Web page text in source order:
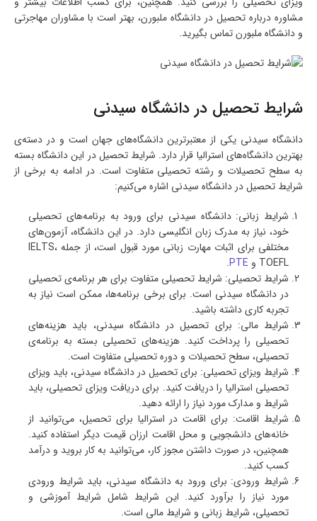
مشاوره درباره تحصیل در دانشگاه ملبورن، بهتر است با مشاوران مهاجرتی
و دانشگاه ملبورن تماس بگیرید.
شرایط تحصیل در دانشگاه سیدنی
دانشگاه سیدنی یکی از معتبرترین دانشگاه‌های جهان است و در دسته‌ی
بهترین دانشگاه‌های استرالیا قرار دارد. شرایط تحصیل در این دانشگاه بسته
به سطح تحصیلات و رشته تحصیلی متفاوت است. در ادامه به برخی از
شرایط تحصیل در دانشگاه سیدنی اشاره می‌کنیم:
شرایط زبانی: دانشگاه سیدنی برای ورود به برنامه‌های تحصیلی
خود، نیاز به مدرک زبان انگلیسی دارد. در این دانشگاه، آزمون‌های
مختلفی برای اثبات مهارت زبانی مورد قبول است، از جمله IELTS،
TOEFL و
PTE
.
شرایط تحصیلی: شرایط تحصیلی متفاوت برای هر برنامه‌ی تحصیلی
در دانشگاه سیدنی است. برای برخی برنامه‌ها، ممکن است نیاز به
تجربه کاری داشته باشید.
شرایط مالی: برای تحصیل در دانشگاه سیدنی، باید هزینه‌های
تحصیلی را پرداخت کنید. هزینه‌های تحصیلی بسته به برنامه‌ی
تحصیلی، سطح تحصیلات و دوره تحصیلی متفاوت است.
شرایط ویزای تحصیلی: برای تحصیل در دانشگاه سیدنی، باید ویزای
تحصیلی استرالیا را دریافت کنید. برای دریافت ویزای تحصیلی، باید
شرایط و مدارک مورد نیاز را ارائه دهید.
شرایط اقامت: برای اقامت در استرالیا برای تحصیل، می‌توانید از
خانه‌های دانشجویی و محل اقامت ارزان قیمت دیگر استفاده کنید.
همچنین، در صورت داشتن مجوز کار، می‌توانید به کار بروید و درآمد
کسب کنید.
شرایط ورودی: برای ورود به دانشگاه سیدنی، باید شرایط ورودی
مورد نیاز را برآورد کنید. این شرایط شامل شرایط آموزشی و
تحصیلی، شرایط زبانی و شرایط مالی است.